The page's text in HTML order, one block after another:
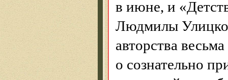
в июне, и
Людмилы
авторства
о сознательно